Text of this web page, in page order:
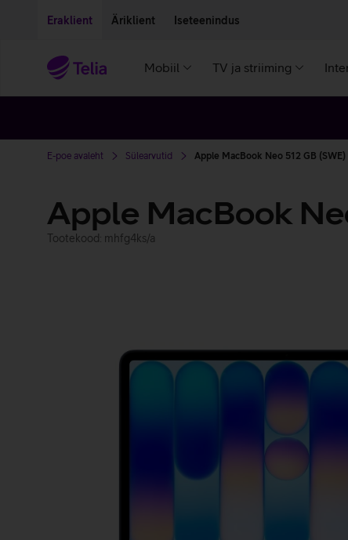
Eraklient Äriklient Iseteenindus
Mobiil TV ja striiming
E-poe avaleht Sülearvutid Apple MacBook Neo 512 GB
Apple MacBook
Tootekood: mhfg4ks/a